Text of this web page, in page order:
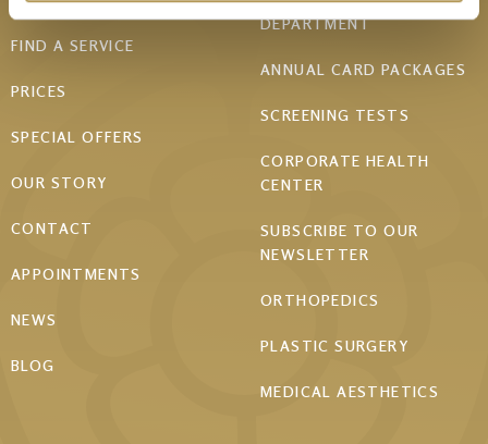
menu
FIND A SERVICE
PRICES
SPECIAL OFFERS
OUR STORY
CONTACT
APPOINTMENTS
NEWS
BLOG
DEPARTMENT
ANNUAL CARD PACKAGES
SCREENING TESTS
CORPORATE HEALTH
CENTER
SUBSCRIBE TO OUR
NEWSLETTER
ORTHOPEDICS
PLASTIC SURGERY
MEDICAL AESTHETICS